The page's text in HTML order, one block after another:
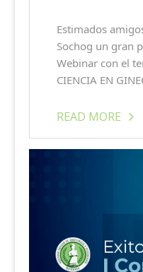
Estimados
Sochog un gran
Webinar con el
CIENCIA EN
READ MORE